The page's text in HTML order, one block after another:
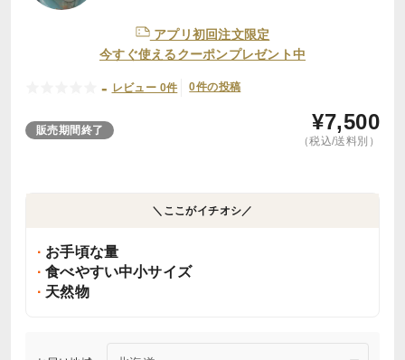
アプリ初回注文限定
今すぐ使えるクーポンプレゼント中
- レビュー 0件 0件の投稿
販売期間終了 ¥7,500
（税込/送料別）
＼ここがイチオシ／
お手頃な量
食べやすい中小サイズ
天然物